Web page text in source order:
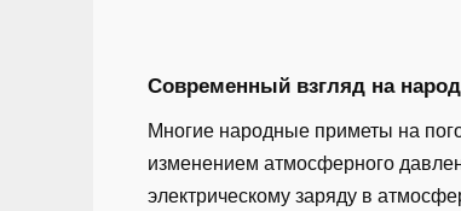
Современный взгляд на
Многие народные приметы на
изменением атмосферного
электрическому заряду в